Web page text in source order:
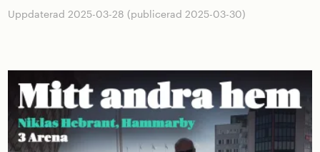
Uppdaterad 2025-03-28 (publicerad 2025-03-30)